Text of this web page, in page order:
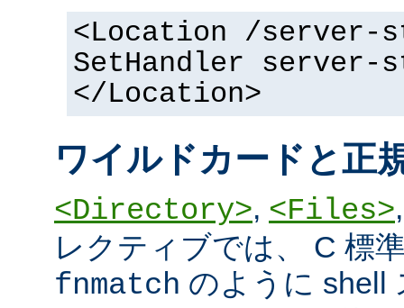
<Location /server-
SetHandler server-
</Location>
ワイルドカードと正
<Directory>, <Files>
レクティブでは、 C 標
fnmatch のように shell